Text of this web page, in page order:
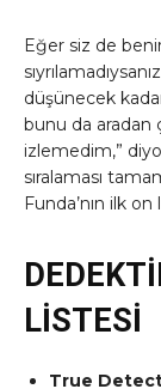
Eğer siz de
düşünecek
bunu da aradan
izlemedim,”
sıralaması
Funda’nın ilk
LİSTESİ
True